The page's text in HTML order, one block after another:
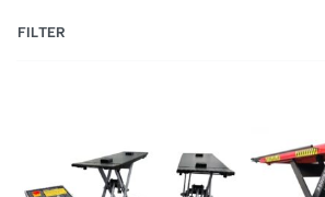
FILTER